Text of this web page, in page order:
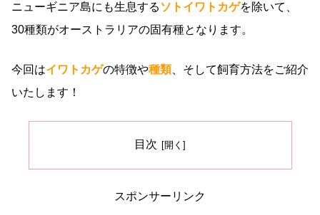
ニューギニア島にも生息する ソトイワトカゲを除いて、
30種類がオーストラリアの固有種となります。
今回はイワトカゲの特徴や種類、そして飼育方法をご紹介
いたします！
目次
スポンサーリンク